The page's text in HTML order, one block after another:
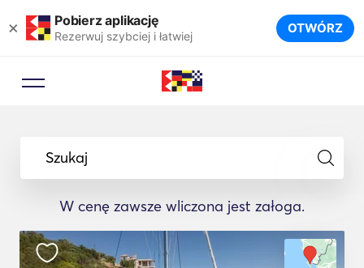
× Pobierz aplikację
Rezerwuj szybciej i łatwiej OTWÓRZ
Szukaj
W cenę zawsze wliczona jest załoga.